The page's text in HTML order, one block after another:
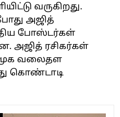
வருகிறது.
அஜித்
போஸ்டர்கள்
அஜித் ரசிகர்கள்
வலைதள
கொண்டாடி